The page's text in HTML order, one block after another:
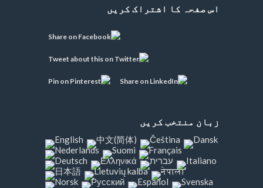
اس صفحہ کا اشتراک کریں
زبان منتخب کریں